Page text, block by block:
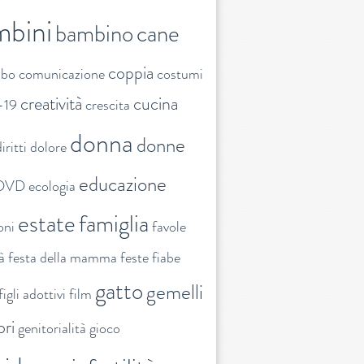
bambinocane
comunicazionecoppia costumi
creatività crescita cucina
doloredonnadonne
ecologia educazione
estatefamiglia favole
festa della mamma festefiabe
adottivi film gattogemelli
genitorialità gioco